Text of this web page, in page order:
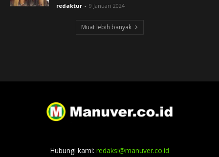
redaktur - 9 Januari 2024
Muat lebih banyak
Hubungi kami: redaksi@manuver.co.id